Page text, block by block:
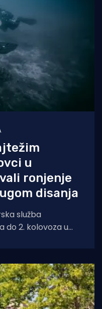
u
ronjenje
disanja
služba
do 2. kolovoza u